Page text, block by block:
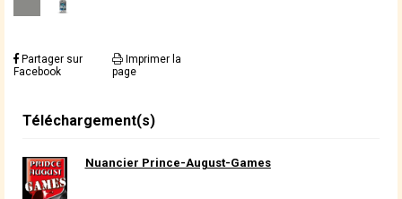
Partager sur
Facebook
Imprimer la
page
Téléchargement(s)
Nuancier Prince-August-Games